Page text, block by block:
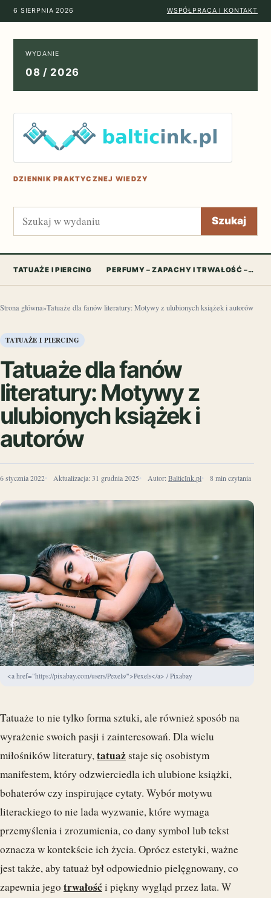
6 SIERPNIA 2026 WSPÓŁPRACA I KONTAKT
WYDANIE
08 / 2026
DZIENNIK PRAKTYCZNEJ WIEDZY
Szukaj Szukaj
TATUAŻE I PIERCING PERFUMY – ZAPACHY I TRWAŁOŚĆ –…
Strona główna»Tatuaże dla fanów literatury: Motywy z ulubionych książek i autorów
TATUAŻE I PIERCING
Tatuaże dla fanów
literatury: Motywy z
ulubionych książek i
autorów
6 stycznia 2022 Aktualizacja: 31 grudnia 2025 Autor: BalticInk.pl 8 min czytania
<a href="https://pixabay.com/users/Pexels/">Pexels</a> / Pixabay
Tatuaże to nie tylko forma sztuki, ale również sposób na
wyrażenie swoich pasji i zainteresowań. Dla wielu
miłośników literatury,tatuaż staje się osobistym
manifestem, który odzwierciedla ich ulubione książki,
bohaterów czy inspirujące cytaty. Wybór motywu
literackiego to nie lada wyzwanie, które wymaga
przemyślenia i zrozumienia, co dany symbol lub tekst
oznacza w kontekście ich życia. Oprócz estetyki, ważne
jest także, aby tatuaż był odpowiednio pielęgnowany, co
zapewnia jego trwałośći piękny wygląd przez lata. W